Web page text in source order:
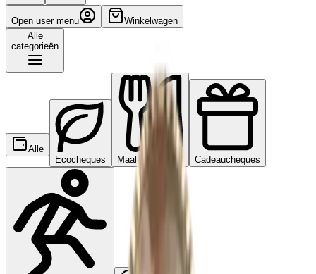
Open user menu
Winkelwagen
Alle
categorieën
Alle
Ecocheques
Maaltijdcheques Cadeaucheques